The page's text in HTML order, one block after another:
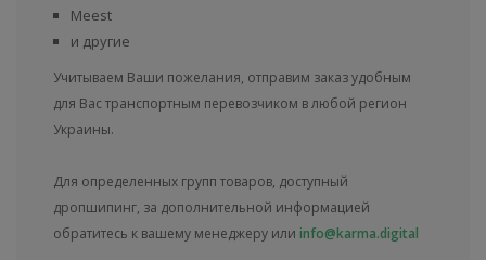
Meest
и другие
Учитываем Ваши пожелания, отправим заказ удобным
для Вас транспортным перевозчиком в любой регион
Украины.
Для определенных групп товаров, доступный
дропшипинг, за дополнительной информацией
обратитесь к вашему менеджеру или info@karma.digital